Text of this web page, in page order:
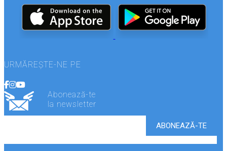
URMĂREȘTE-NE PE
Abonează-te
la newsletter